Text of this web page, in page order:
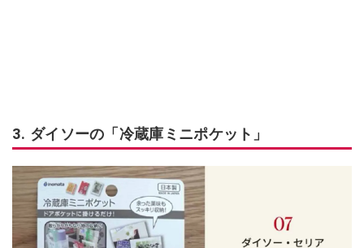
3. ダイソーの「冷蔵庫ミニポケット」